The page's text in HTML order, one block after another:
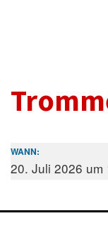
WANN:
20. Juli 2026 um